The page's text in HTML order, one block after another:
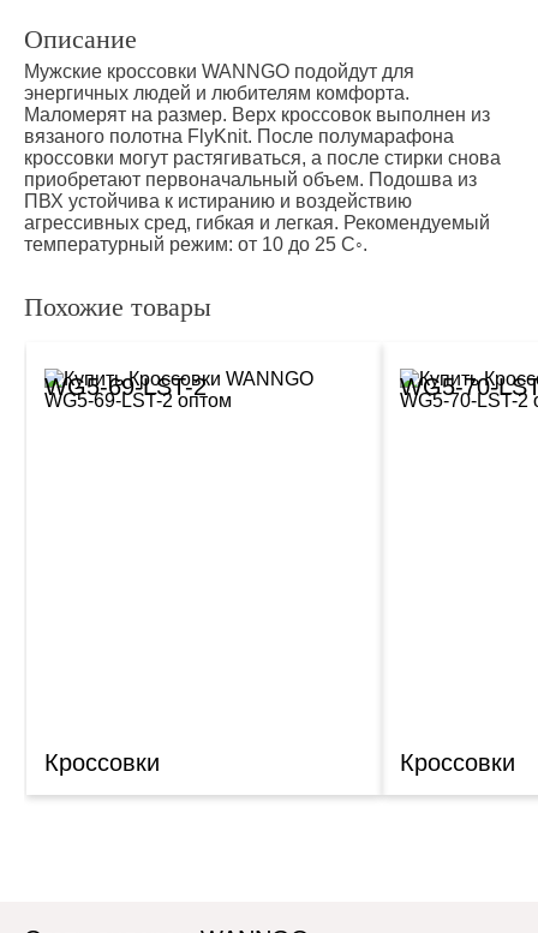
Описание
Мужские кроссовки WANNGO подойдут для
энергичных людей и любителям комфорта.
Маломерят на размер. Верх кроссовок выполнен из
вязаного полотна FlyKnit. После полумарафона
кроссовки могут растягиваться, а после стирки снова
приобретают первоначальный объем. Подошва из
ПВХ устойчива к истиранию и воздействию
агрессивных сред, гибкая и легкая. Рекомендуемый
температурный режим: от 10 до 25 С◦.
Похожие товары
WG5-69-LST-2
Кроссовки
WG5-70-
Кроссовки